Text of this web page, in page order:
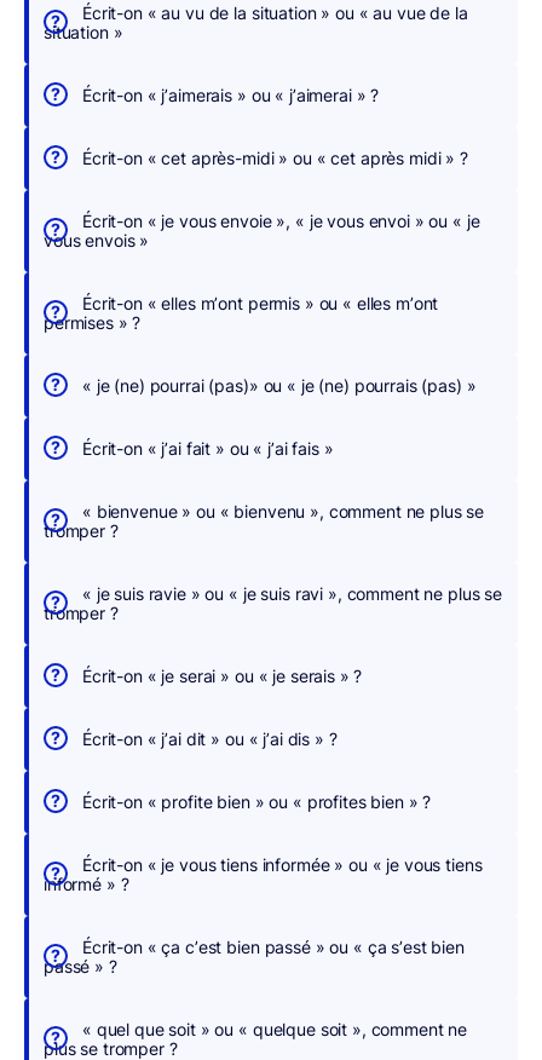
É
r
i
v
e
s
s
h
r
h
e
,
n
u
c
r
i
g
o
p
Écrit-on « au vu de la situation » ou « au vue de la
situation »
Écrit-on « j’aimerais » ou « j’aimerai » ?
Écrit-on « cet après-midi » ou « cet après midi » ?
Écrit-on « je vous envoie », « je vous envoi » ou « je
vous envois »
Écrit-on « elles m’ont permis » ou « elles m’ont
permises » ?
« je (ne) pourrai (pas)» ou « je (ne) pourrais (pas) »
Écrit-on « j’ai fait » ou « j’ai fais »
« bienvenue » ou « bienvenu », comment ne plus se
tromper ?
« je suis ravie » ou « je suis ravi », comment ne plus se
tromper ?
Écrit-on « je serai » ou « je serais » ?
Écrit-on « j’ai dit » ou « j’ai dis » ?
Écrit-on « profite bien » ou « profites bien » ?
Écrit-on « je vous tiens informée » ou « je vous tiens
informé » ?
Écrit-on « ça c’est bien passé » ou « ça s’est bien
passé » ?
« quel que soit » ou « quelque soit », comment ne
plus se tromper ?